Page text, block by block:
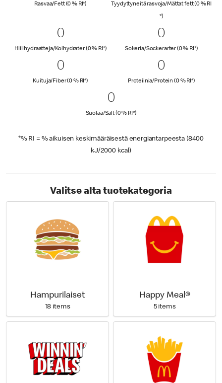
Rasvaa/Fett (0 % RI*) Rasvaa/Fett (0 % päivittäisestä arvosta)
Tyydyttyneitä rasvoja/Mättat fett (0 % RI
*)Tyydyttyneitä rasvoja/
0 Hiilihydraatteja/
00
Hiilihydraatteja/Kolhydrater (0 % RI*)Hiilihydraatteja/Kolhydrater (0 %
0 Sokeria/
00
Sokeria/Sockerarter (0 % RI*)Sokeria/
0 Kuituja/Fiber (0 % RI*)
00
Kuituja/Fiber (0 % RI*) Kuituja/Fiber (0 % päivittäisestä arvosta)
0
00
Proteiinia/Protein (0 % RI*)Proteiinia/
0 Suolaa/Salt (0 %
00
Suolaa/Salt (0 % RI*)Suolaa/Salt (0 % päivittäisestä
*% RI = % aikuisen keskimääräisestä energiantarpeesta (8400
kJ/2000 kcal)
Valitse alta tuotekategoria
Hampurilaiset
18 items
Happy Meal®
5 items